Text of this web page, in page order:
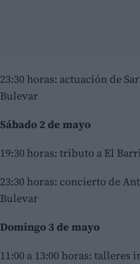
23:30 horas: actuación de
Bulevar
Sábado 2 de mayo
19:30 horas: tributo a El
23:30 horas: concierto de
Bulevar
Domingo 3 de mayo
11:00 a 13:00 horas: